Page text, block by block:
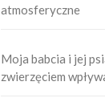
atmosferyczne
Moja babcia i jej
zwierzęciem